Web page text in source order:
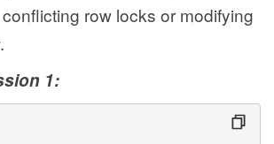
row locks or modifying
1: